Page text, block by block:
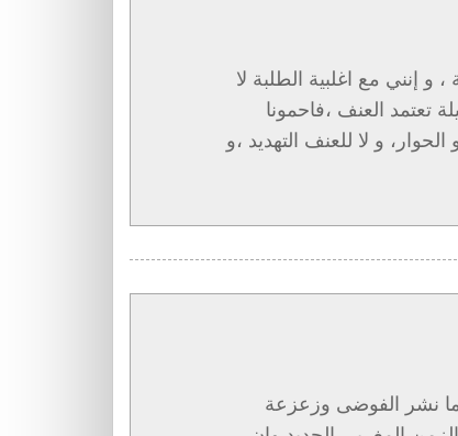
و إنني مع اغلبية الطلبة لا
تعتمد العنف ،فاحمونا
و لا للعنف التهديد ،و
نشر الفوضى وزعزعة